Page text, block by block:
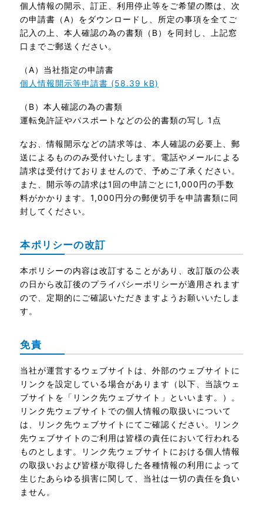
個人情報の開示、訂正、利用停止等をご希望の際は、次
の申請書（A）をダウンロードし、所定の事項を全てご
記入の上、本人確認の為の書類（B）を同封し、上記窓
口までご郵送ください。
（A）当社指定の申請書
個人情報開示等申請書 (58.39 kB)
（B）本人確認の為の書類
運転免許証やパスポートなどの公的書類の写し 1点
なお、情報開示などの請求等は、本人確認の必要上、郵
送によるもののみ受付いたします。電話やメールによる
請求は受付けておりませんので、予めご了承ください。
また、開示等の請求は1回の申請ごとに1,000円の手数
料がかかります。1,000円分の郵便切手を申請書類に同
封してください。
本ポリシーの改訂
本ポリシーの内容は改訂することがあり、改訂版の公表
の日から改訂後のプライバシーポリシーが適用されます
ので、定期的にご確認いただきますようお願いいたしま
す。
免責
当社が運営するウェブサイトは、外部のウェブサイトに
リンクを設定している場合があります（以下、当該ウェ
ブサイトを「リンク先ウェブサイト」といいます。）。
リンク先ウェブサイトでの個人情報の取扱いについて
は、リンク先ウェブサイトにてご確認ください。リンク
先ウェブサイトのご利用は皆様の責任において行われる
ものとします。リンク先ウェブサイトにおける個人情報
の取扱いおよび皆様が取得した各種情報の利用によって
生じたあらゆる損害に関して、当社は一切の責任を負い
ません。